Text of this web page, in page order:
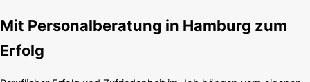
Mit Personalberatung in Hamburg zum
Erfolg